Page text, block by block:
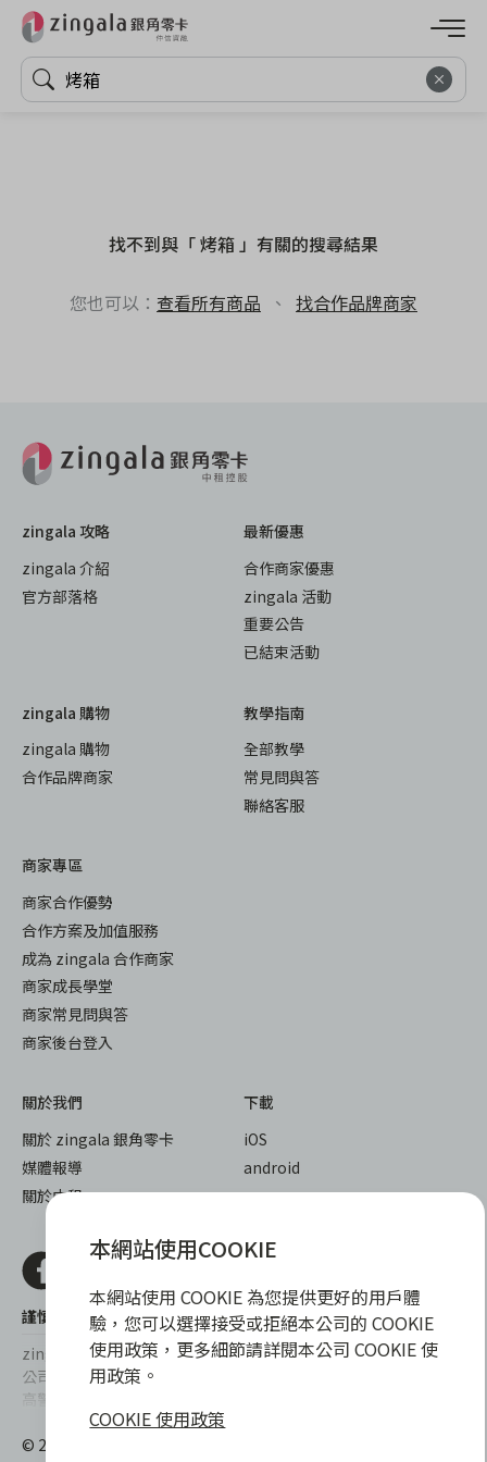
找不到與「 烤箱 」有關的搜尋結果
您也可以： 查看所有商品 、 找合作品牌商家
zingala 攻略
zingala 介紹
官方部落格
最新優惠
合作商家優惠
zingala 活動
重要公告
已結束活動
zingala 購物
zingala 購物
合作品牌商家
教學指南
全部教學
常見問與答
聯絡客服
商家專區
商家合作優勢
合作方案及加值服務
成為 zingala 合作商家
商家成長學堂
商家常見問與答
商家後台登入
關於我們
關於 zingala 銀角零卡
媒體報導
關於中租
下載
iOS
android
謹慎衡量自身財務狀況，理性理財最安心
zingala銀角零卡/仲信資融沒有代辦公司及代辦業務，也未與代辦
公司合作，更不會要求您提供實體銀行提款卡或實體信用卡，請提
高警覺，勿受騙上當！
提醒您，消費前請審慎評估財務狀況，理性理財最安心。總費用年
百分率區間為0%~15.9%，實際費用率，仍以各合作商家提供之商
© 2022 仲信資融股份有限公司 Chailease Consumer Finance
本網站使用COOKIE
本網站使用 COOKIE 為您提供更好的用戶體
驗，您可以選擇接受或拒絕本公司的 COOKIE
使用政策，更多細節請詳閱本公司 COOKIE 使
用政策。
COOKIE 使用政策